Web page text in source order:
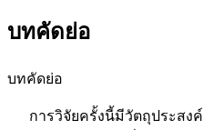
บทคัดย่อ
บทคัดย่อ
การวิจัยครั้งนี้มีวัตถุประสงค์